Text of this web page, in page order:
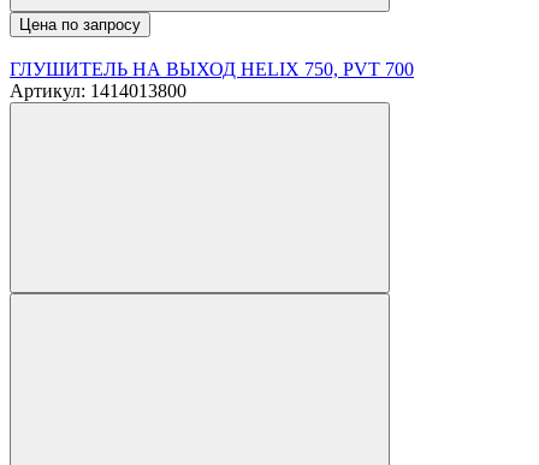
Цена по запросу
ГЛУШИТЕЛЬ НА ВЫХОД HELIX 750, PVT 700
Артикул: 1414013800